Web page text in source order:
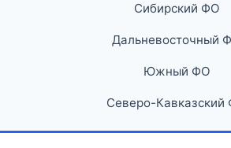
Сибирский ФО
Дальневосточный
Южный ФО
Северо-Кавказский